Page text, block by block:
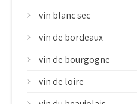
vin blanc sec
vin de bordeaux
vin de bourgogne
vin de loire